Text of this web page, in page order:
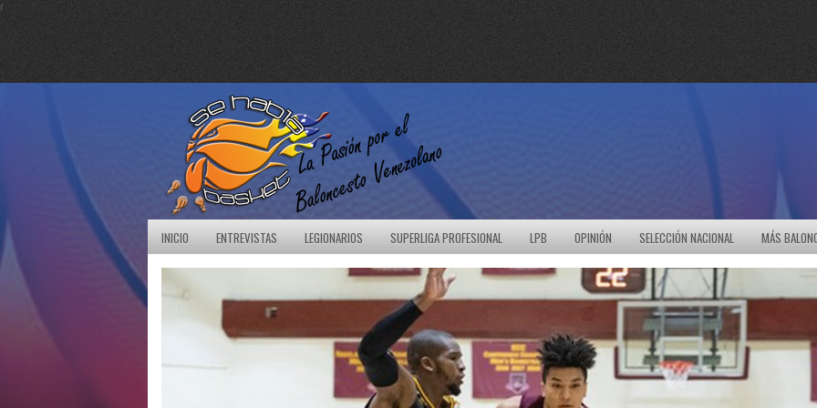
r
INICIO ENTREVISTAS LEGIONARIOS SUPERLIGA PROFESIONAL LPB OPINIÓN SELECCIÓN NACIONAL MÁS